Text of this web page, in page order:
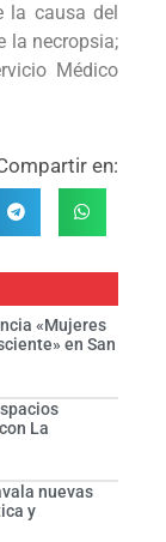
la causa del
la necropsia;
Médico
en:
«Mujeres
en San
La
nuevas
y